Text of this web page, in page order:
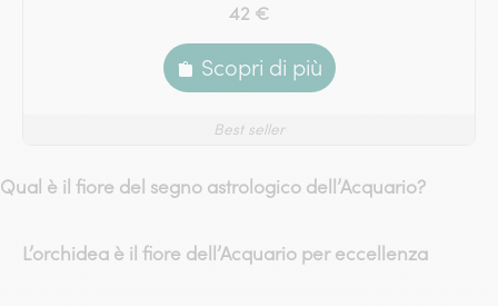
42 €
Scopri di più
Best seller
Qual è il fiore del segno astrologico dell’Acquario?
L’orchidea è il fiore dell’Acquario per eccellenza